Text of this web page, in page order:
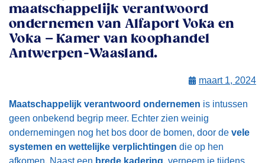
maatschappelijk verantwoord
ondernemen van Alfaport Voka en
Voka – Kamer van koophandel
Antwerpen-Waasland.
maart 1, 2024
Maatschappelijk verantwoord ondernemen is intussen
geen onbekend begrip meer. Echter zien weinig
ondernemingen nog het bos door de bomen, door de vele
systemen en wettelijke verplichtingen die op hen
afkomen. Naast een brede kadering, verneem je tijdens